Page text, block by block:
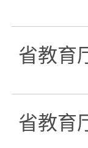
省教育
省教育